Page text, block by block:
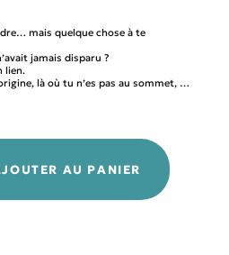
à te
jamais disparu ?
Une mémoire. Un lien.
sommet, au
et
AU PANIER